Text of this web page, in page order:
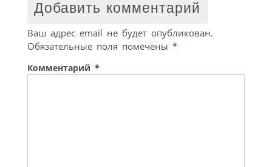
Добавить комментарий
Ваш адрес email не будет опубликован.
Обязательные поля помечены *
Комментарий *